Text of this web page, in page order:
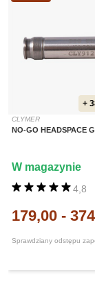
+
CLYMER
NO-GO HEADSPACE
Sprawdziany odstępu
4,8
W magazynie
179,00 -